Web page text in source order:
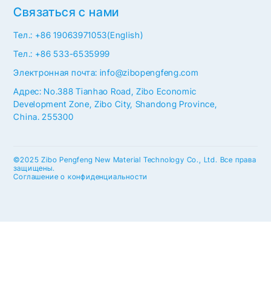
Связаться с нами
Тел.: +86 19063971053(English)
Тел.: +86 533-6535999
Электронная почта: info@zibopengfeng.com
Адрес: No.388 Tianhao Road, Zibo Economic
Development Zone, Zibo City, Shandong Province,
China. 255300
©2025 Zibo Pengfeng New Material Technology Co., Ltd. Все права
защищены.
Соглашение о конфиденциальности